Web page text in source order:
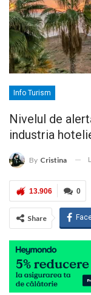
Info Turism
Nivelul de
industria
By Cristina
0
13.906
Share